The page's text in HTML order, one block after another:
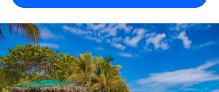
Globales Onboarding und Verwalten von
Freelancer:innen
PEO
Auslagern von komplexen HR-Aufgaben
WACHSTUMSPHASE
Startups
Agile HR- und Payroll-Lösungen für wachsende
Unternehmen
Personalkostenrechner
Gesamtbeschäftigungskosten
Honorarzahlungen berechnen
Informationen zu möglichen Währungen und
Abwicklungsfristen für globale Freelancer:innen
Nederlands
Français
Deutsch
Anmelden